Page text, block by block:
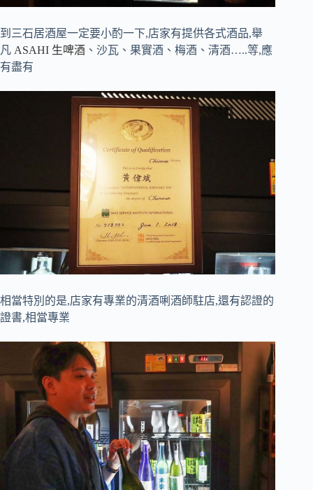
到三石居酒屋一定要小酌一下,店家有提供各式酒品,舉
凡 ASAHI 生啤酒 、沙瓦、果實酒、梅酒、清酒…..等,應
有盡有
相當特別的是,店家有專業的清酒唎酒師駐店,還有認證的
證書,相當專業